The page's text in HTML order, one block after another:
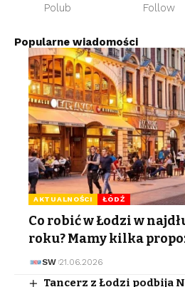
Polub Follow
Popularne wiadomości
AKTUALNOŚCI ŁÓDŹ
Co robić w Łodzi w
roku? Mamy kilka
SW 21.06.2026
Tancerz z Łodzi podbija